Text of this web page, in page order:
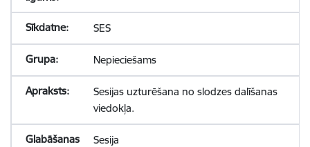
SES
Nepieciešams
Sesijas uzturēšana no slodzes dalīšanas
viedokļa.
Sesija